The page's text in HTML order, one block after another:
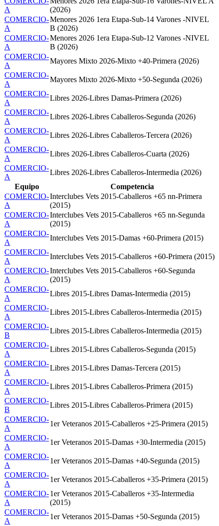
A
(2026)
COMERCIO-
A
Menores 2026 1era Etapa-Sub-14 Varones -NIVEL
B (2026)
COMERCIO-
A
Menores 2026 1era Etapa-Sub-12 Varones -NIVEL
B (2026)
COMERCIO-
A
Mayores Mixto 2026-Mixto +40-Primera (2026)
COMERCIO-
A
Mayores Mixto 2026-Mixto +50-Segunda (2026)
COMERCIO-
A
Libres 2026-Libres Damas-Primera (2026)
COMERCIO-
A
Libres 2026-Libres Caballeros-Segunda (2026)
COMERCIO-
A
Libres 2026-Libres Caballeros-Tercera (2026)
COMERCIO-
A
Libres 2026-Libres Caballeros-Cuarta (2026)
COMERCIO-
A
Libres 2026-Libres Caballeros-Intermedia (2026)
Equipo
Competencia
COMERCIO-
A
Interclubes Vets 2015-Caballeros +65 nn-Primera
(2015)
COMERCIO-
A
Interclubes Vets 2015-Caballeros +65 nn-Segunda
(2015)
COMERCIO-
A
Interclubes Vets 2015-Damas +60-Primera (2015)
COMERCIO-
A
Interclubes Vets 2015-Caballeros +60-Primera (2015)
COMERCIO-
A
Interclubes Vets 2015-Caballeros +60-Segunda
(2015)
COMERCIO-
A
Libres 2015-Libres Damas-Intermedia (2015)
COMERCIO-
A
Libres 2015-Libres Caballeros-Intermedia (2015)
COMERCIO-
B
Libres 2015-Libres Caballeros-Intermedia (2015)
COMERCIO-
A
Libres 2015-Libres Caballeros-Segunda (2015)
COMERCIO-
A
Libres 2015-Libres Damas-Tercera (2015)
COMERCIO-
A
Libres 2015-Libres Caballeros-Primera (2015)
COMERCIO-
B
Libres 2015-Libres Caballeros-Primera (2015)
COMERCIO-
A
1er Veteranos 2015-Caballeros +25-Primera (2015)
COMERCIO-
A
1er Veteranos 2015-Damas +30-Intermedia (2015)
COMERCIO-
A
1er Veteranos 2015-Damas +40-Segunda (2015)
COMERCIO-
A
1er Veteranos 2015-Caballeros +35-Primera (2015)
COMERCIO-
A
1er Veteranos 2015-Caballeros +35-Intermedia
(2015)
COMERCIO-
A
1er Veteranos 2015-Damas +50-Segunda (2015)